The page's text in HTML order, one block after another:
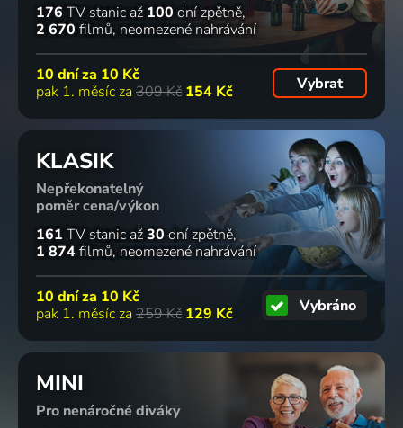
176 TV stanic až 100 dní zpětně
2 670 filmů neomezené nahrávání
10 dní za 10 Kč
pak 1. měsíc za 309 Kč 154 Kč Vybrat
KLASIK
Nepřekonatelný
poměr cena/výkon
161 TV stanic až30 dní zpětně
1 874filmů neomezené nahrávání
10 dní za 10 Kč
pak 1. měsíc za 259 Kč 129 Kč Vybráno
MINI
Pro nenáročné diváky